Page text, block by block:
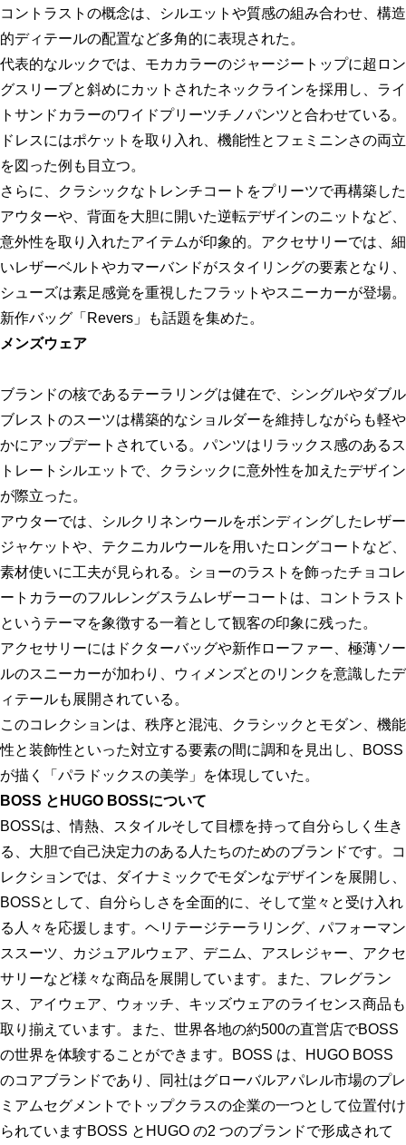
コントラストの概念は、シルエットや質感の組み合わせ、構造
的ディテールの配置など多角的に表現された。
代表的なルックでは、モカカラーのジャージートップに超ロン
グスリーブと斜めにカットされたネックラインを採用し、ライ
トサンドカラーのワイドプリーツチノパンツと合わせている。
ドレスにはポケットを取り入れ、機能性とフェミニンさの両立
を図った例も目立つ。
さらに、クラシックなトレンチコートをプリーツで再構築した
アウターや、背面を大胆に開いた逆転デザインのニットなど、
意外性を取り入れたアイテムが印象的。アクセサリーでは、細
いレザーベルトやカマーバンドがスタイリングの要素となり、
シューズは素足感覚を重視したフラットやスニーカーが登場。
新作バッグ「Revers」も話題を集めた。
メンズウェア
ブランドの核であるテーラリングは健在で、シングルやダブル
ブレストのスーツは構築的なショルダーを維持しながらも軽や
かにアップデートされている。パンツはリラックス感のあるス
トレートシルエットで、クラシックに意外性を加えたデザイン
が際立った。
アウターでは、シルクリネンウールをボンディングしたレザー
ジャケットや、テクニカルウールを用いたロングコートなど、
素材使いに工夫が見られる。ショーのラストを飾ったチョコレ
ートカラーのフルレングスラムレザーコートは、コントラスト
というテーマを象徴する一着として観客の印象に残った。
アクセサリーにはドクターバッグや新作ローファー、極薄ソー
ルのスニーカーが加わり、ウィメンズとのリンクを意識したデ
ィテールも展開されている。
このコレクションは、秩序と混沌、クラシックとモダン、機能
性と装飾性といった対立する要素の間に調和を見出し、BOSS
が描く「パラドックスの美学」を体現していた。
BOSS とHUGO BOSSについて
BOSSは、情熱、スタイルそして目標を持って自分らしく生き
る、大胆で自己決定力のある人たちのためのブランドです。コ
レクションでは、ダイナミックでモダンなデザインを展開し、
BOSSとして、自分らしさを全面的に、そして堂々と受け入れ
る人々を応援します。ヘリテージテーラリング、パフォーマン
ススーツ、カジュアルウェア、デニム、アスレジャー、アクセ
サリーなど様々な商品を展開しています。また、フレグラン
ス、アイウェア、ウォッチ、キッズウェアのライセンス商品も
取り揃えています。また、世界各地の約500の直営店でBOSS
の世界を体験することができます。BOSS は、HUGO BOSS
のコアブランドであり、同社はグローバルアパレル市場のプレ
ミアムセグメントでトップクラスの企業の一つとして位置付け
られていますBOSS とHUGO の2 つのブランドで形成されて